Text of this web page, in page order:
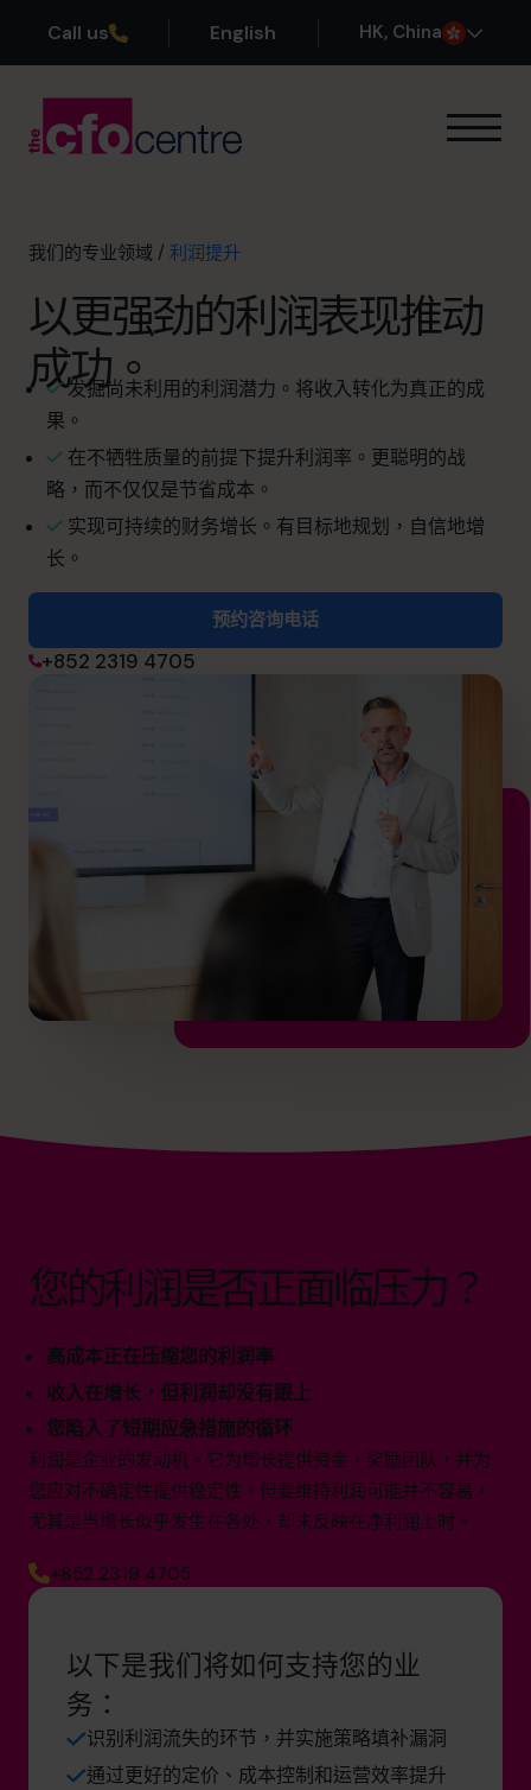
Call us English HK, China
利润提升
规模扩张
首席财务官的 首席财务官
其他服务
运作方式
我们的首席财务官
成功案例
关于我们
加入团队
info@cfocentre.com.hk
我们的专业领域 / 利润提升
以更强劲的利润表现推动
成功。
发掘尚未利用的利润潜力。将收入转化为真正的成
果。
在不牺牲质量的前提下提升利润率。更聪明的战
略，而不仅仅是节省成本。
实现可持续的财务增长。有目标地规划，自信地增
长。
预约咨询电话
+852 2319 4705
您的利润是否正面临压力？
高成本正在压缩您的利润率
收入在增长，但利润却没有跟上
您陷入了短期应急措施的循环
利润是企业的发动机。它为增长提供资金，奖励团队，并为
您应对不确定性提供稳定性。但要维持利润可能并不容易，
尤其是当增长似乎发生在各处，却未反映在净利润上时。
+852 2319 4705
以下是我们将如何支持您的业
务：
识别利润流失的环节，并实施策略填补漏洞
通过更好的定价、成本控制和运营效率提升